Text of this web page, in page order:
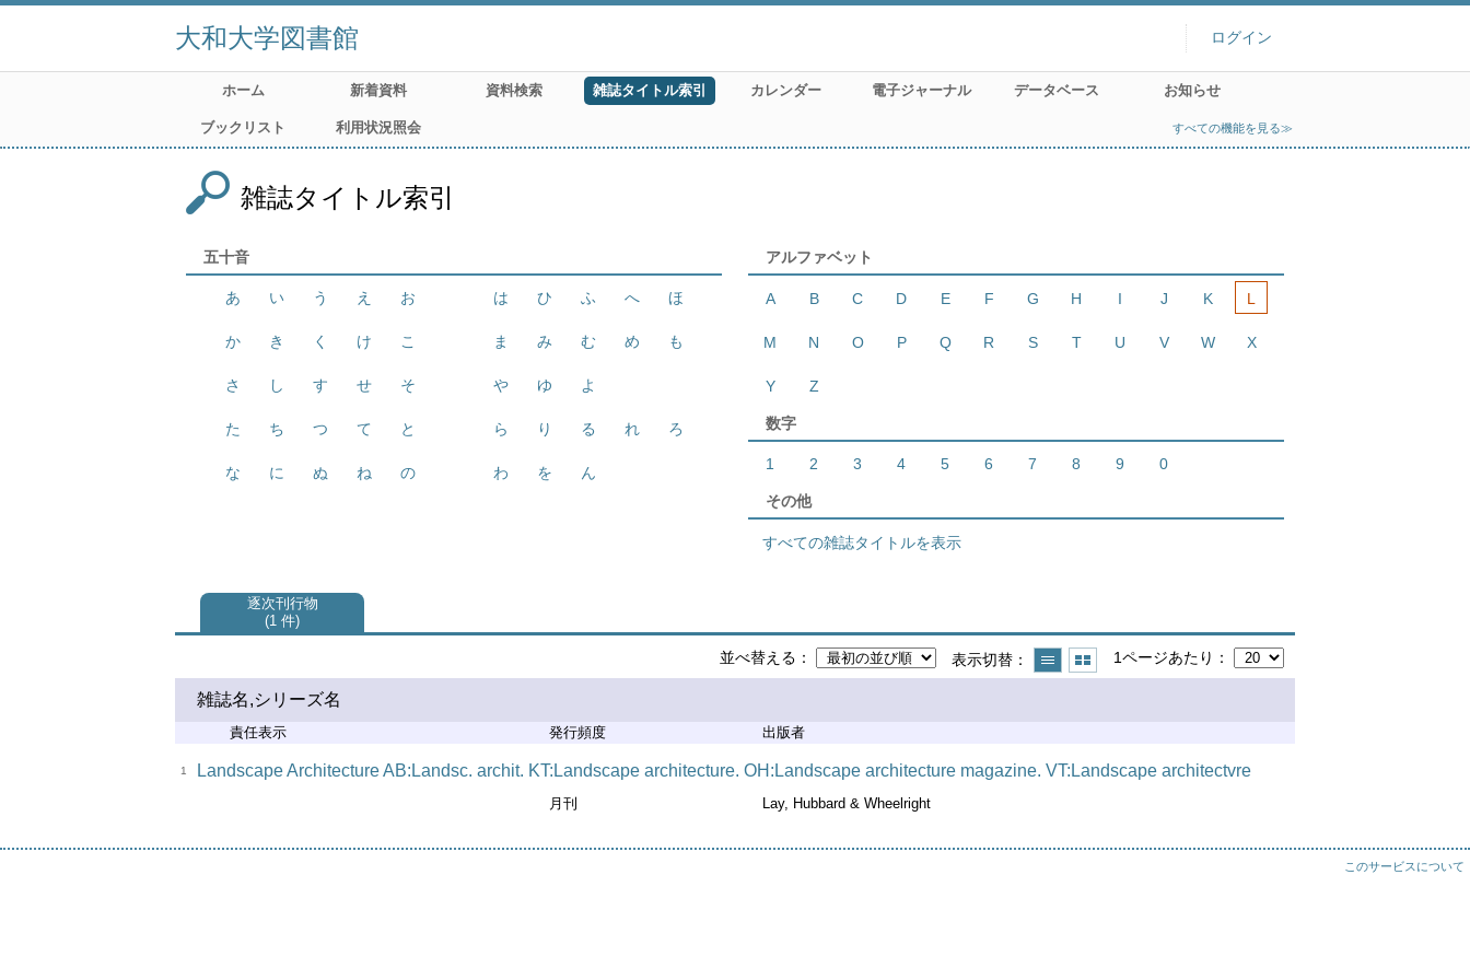
大和大学図書館 ログイン
ホーム 新着資料 資料検索 雑誌タイトル索引 カレンダー 電子ジャーナル データベース お知らせ
ブックリスト 利用状況照会 すべての機能を見る≫
雑誌タイトル索引
五十音
あ い う え お
か き く け こ
さ し す せ そ
た ち つ て と
な に ぬ ね の
は ひ ふ へ ほ
ま み む め も
や ゆ よ
ら り る れ ろ
わ を ん
アルファベット
A B C D E F G H I J K L
M N O P Q R S T U V W X
Y Z
数字
1 2 3 4 5 6 7 8 9 0
その他
すべての雑誌タイトルを表示
逐次刊行物
1 件
並べ替える 表示切替 1ページあたり
雑誌名,シリーズ名
責任表示 発行頻度 出版者
1 Landscape Architecture AB:Landsc. archit. KT:Landscape architecture. OH:Landscape architecture magazine. VT:Landscape architectvre
月刊 Lay, Hubbard & Wheelright
このサービスについて